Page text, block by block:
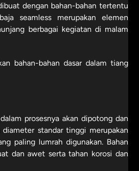
dengan bahan-bahan tertentu
seamless merupakan elemen
berbagai kegiatan di malam
bahan-bahan dasar dalam tiang
prosesnya akan dipotong dan
diameter standar tinggi merupakan
paling lumrah digunakan. Bahan
dan awet serta tahan korosi dan